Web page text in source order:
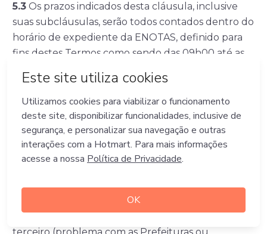
5.3 Os prazos indicados desta cláusula, inclusive
suas subcláusulas, serão todos contados dentro do
horário de expediente da ENOTAS, definido para
fins destes Termos como sendo das 09h00 até as
nacionais e do Município de Belo Horizonte/MG.
O prazo aqui fixado se refere exclusivamente à
primeira resposta do suporte, e não
necessariamente à solução integral do problema
nível de complexidade da execução deste
instrumento e a possibilidade do referido
problema ou dificuldade técnica advir de fato de